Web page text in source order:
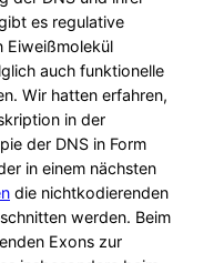
es regulative
Eiweißmolekül
auch funktionelle
Wir hatten erfahren,
in der
der DNS in Form
in einem nächsten
die nichtkodierenden
werden. Beim
Exons zur